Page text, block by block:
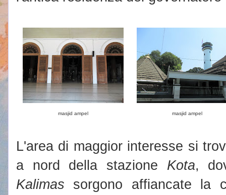
masjid ampel masjid ampel
L'area di maggior interesse si
a nord della stazione Kota,
Kalimas sorgono affiancate la